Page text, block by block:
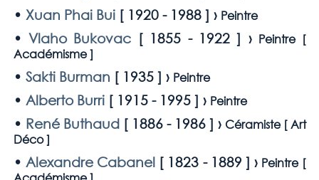
• Xuan Phai Bui[ 1920 - 1988] › Peintre
• Vlaho Bukovac [ 1855 - 1922] › Peintre [
Académisme]
• Sakti Burman [ 1935] › Peintre
• Alberto Burri[ 1915 - 1995] › Peintre
• René Buthaud[ 1886 - 1986] › Céramiste [Art
Déco]
• Alexandre Cabanel[ 1823 - 1889 ] › Peintre [